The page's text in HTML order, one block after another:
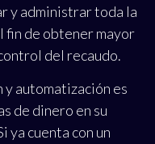
y administrar toda la
fin de obtener mayor
del recaudo.
y automatización es
de dinero en su
ya cuenta con un